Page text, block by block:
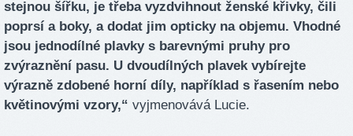
stejnou šířku, je třeba vyzdvihnout ženské křivky, čili
poprsí a boky, a dodat jim opticky na objemu. Vhodné
jsou jednodílné plavky s barevnými pruhy pro
zvýraznění pasu. U dvoudílných plavek vybírejte
výrazně zdobené horní díly, například s řasením nebo
květinovými vzory,“ vyjmenovává Lucie.